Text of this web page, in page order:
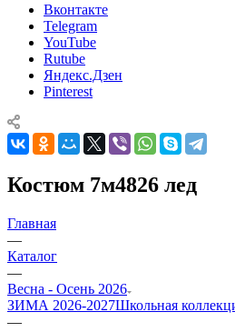
Вконтакте
Telegram
YouTube
Rutube
Яндекс.Дзен
Pinterest
Костюм 7м4826 лед
Главная
—
Каталог
—
Весна - Осень 2026
ЗИМА 2026-2027Школьная
—